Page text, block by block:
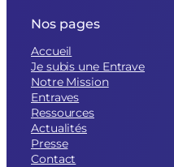
Nos pages
Accueil
Je subis une Entrave
Notre Mission
Entraves
Ressources
Actualités
Presse
Contact